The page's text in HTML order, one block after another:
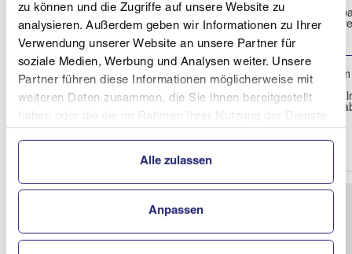
zu können und die Zugriffe auf unsere Website zu
analysieren. Außerdem geben wir Informationen zu Ihrer
Verwendung unserer Website an unsere Partner für
soziale Medien, Werbung und Analysen weiter. Unsere
Partner führen diese Informationen möglicherweise mit
weiteren Daten zusammen, die Sie ihnen bereitgestellt
Alle zulassen
Anpassen
18.03.2026
SALZBURGMILCH KIDSCUP
2026 ÖSV
SCHÜLERMEISTERSCHAFTEN
FIS -
14.03.2026
40. Sparkassen Kremstal-Pyhrn-
Priel Cup NACHWUCHSCUP
Spital am
Pyhrn,